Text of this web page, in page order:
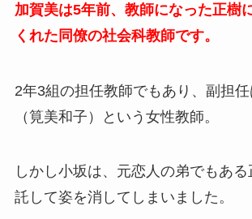
加賀美は5年前、教師になった正樹
くれた同僚の社会科教師です。
2年3組の担任教師でもあり、副担任
（筧美和子）という女性教師。
しかし小坂は、元恋人の弟でもある
託して姿を消してしまいました。